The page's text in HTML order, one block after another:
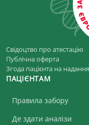
Свідоцтво про атестацію
Публічна оферта
Згода пацієнта на
ПАЦІЄНТАМ
Правила забору
Де здати аналізи